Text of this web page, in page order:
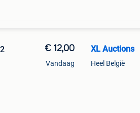
€ 12,00
Vandaag
XL Auctions
Heel België